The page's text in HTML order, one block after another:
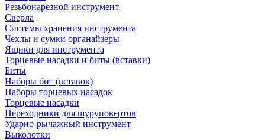
Резьбонарезной инструмент
Сверла
Системы хранения инструмента
Чехлы и сумки органайзеры
Ящики для инструмента
Торцевые насадки и биты (вставки)
Биты
Наборы бит (вставок)
Наборы торцевых насадок
Торцевые насадки
Переходники для шуруповертов
Ударно-рычажный инструмент
Выколотки